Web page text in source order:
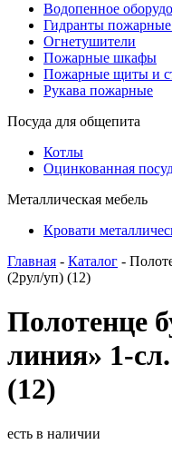
Водопенное
Гидранты пожарные
Огнетушители
Пожарные шкафы
Пожарные щиты и
Рукава пожарные
Посуда для общепита
Котлы
Оцинкованная
Металлическая мебель
Кровати
Главная - Каталог -
(2рул/уп) (12)
Полотенце
линия» 1-
(12)
есть в наличии